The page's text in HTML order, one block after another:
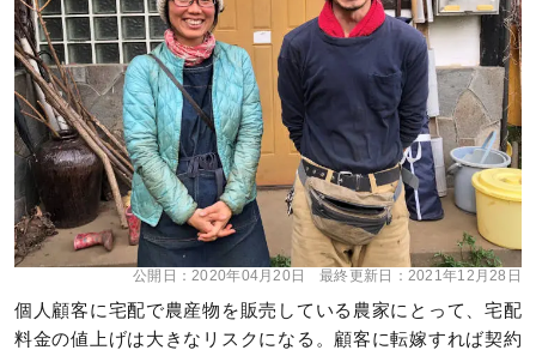
公開日：2020年04月20日 最終更新日： 2021年12月28日
個人顧客に宅配で農産物を販売している農家にとって、宅配
料金の値上げは大きなリスクになる。顧客に転嫁すれば契約